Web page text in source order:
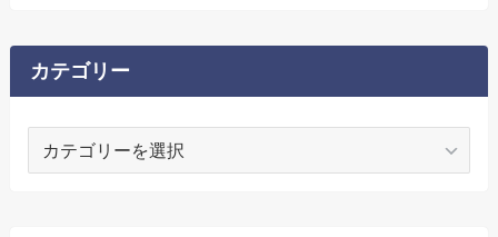
イ
ブ
カテゴリー